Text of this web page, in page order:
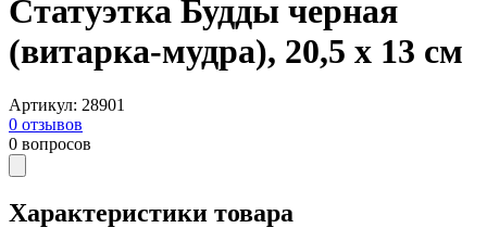
Статуэтка Будды черная
(витарка-мудра), 20,5 х 13 см
Артикул: 28901
0 отзывов
0 вопросов
Характеристики товара